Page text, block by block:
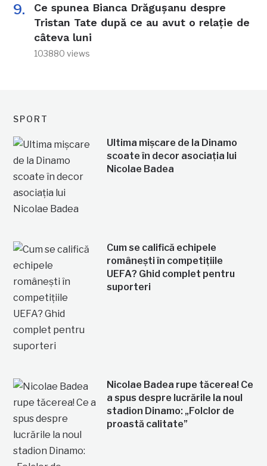
Ce spunea Bianca Drăgușanu despre
Tristan Tate după ce au avut o relație de
câteva luni
103880 views
SPORT
Ultima mișcare de la Dinamo
scoate în decor asociația lui
Nicolae Badea
Cum se califică echipele
românești în competițiile
UEFA? Ghid complet pentru
suporteri
Nicolae Badea rupe tăcerea! Ce
a spus despre lucrările la noul
stadion Dinamo: „Folclor de
proastă calitate”